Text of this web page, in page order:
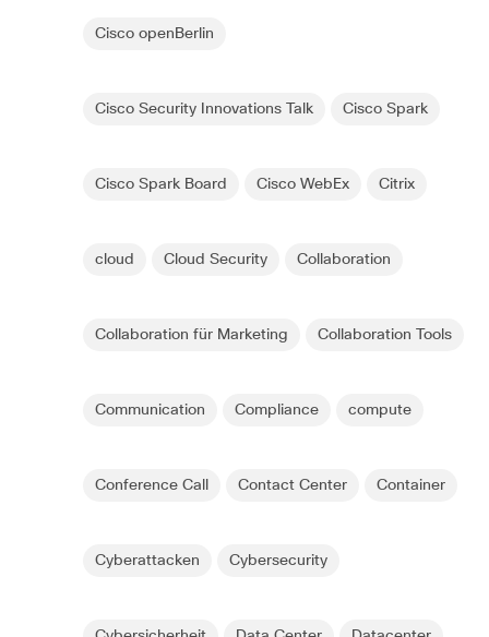
Cisco openBerlin
Cisco Security Innovations Talk Cisco Spark
Cisco Spark Board Cisco WebEx Citrix
cloud Cloud Security Collaboration
Collaboration für Marketing Collaboration Tools
Communication Compliance compute
Conference Call Contact Center Container
Cyberattacken Cybersecurity